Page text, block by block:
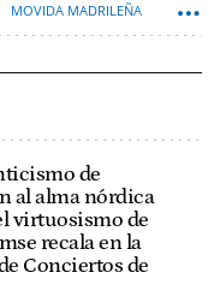
MOVIDA MADRILEÑA
de
al alma nórdica
virtuosismo de
recala en la
Conciertos de